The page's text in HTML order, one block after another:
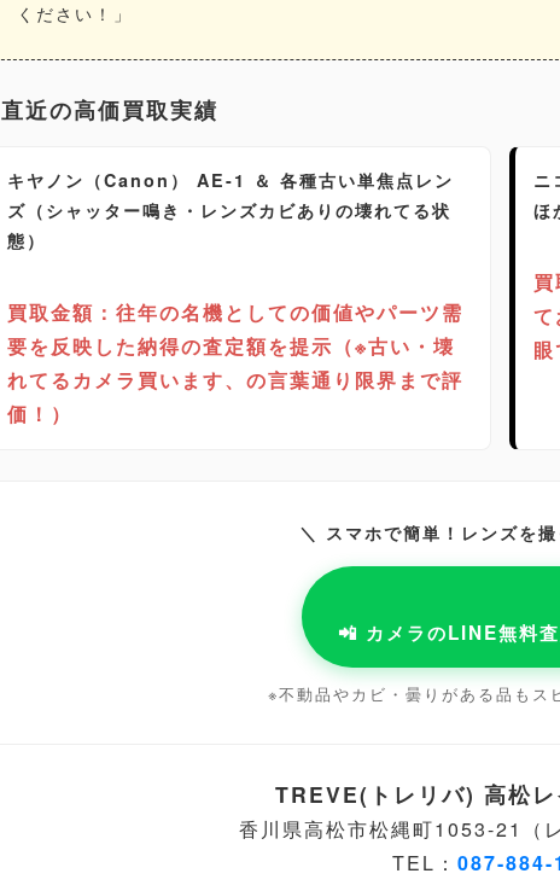
ください！」
直近の高価買取実績
キヤノン（Canon） AE-1 ＆ 各種古い単焦点レン
ズ（シャッター鳴き・レンズカビありの壊れてる状
態）
買取金額：往年の名機としての価値やパーツ需
要を反映した納得の査定額を提示（※古い・壊
れてるカメラ買います、の言葉通り限界まで評
価！）
ニ
ほ
て
＼ スマホで簡単！レンズを
📲 カメラのLINE無料
※不動品やカビ・曇りがある品もス
TREVE(トレリバ) 高松
香川県高松市松縄町1053-21（
TEL： 087-884-